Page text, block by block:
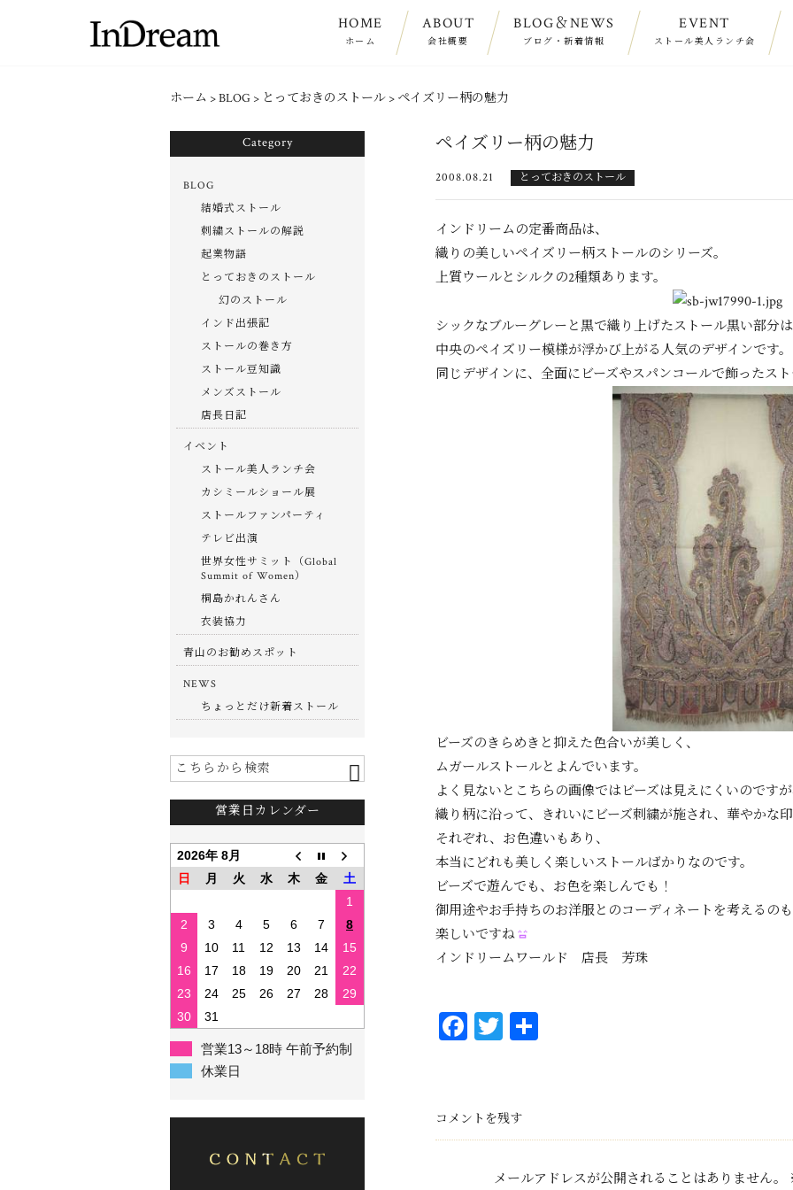
HOME
ホーム
ABOUT
会社概要
BLOG＆NEWS
ブログ・新着情報
EVENT
ストール美人ランチ会
ホーム >BLOG > とっておきのストール > ペイズリー柄の魅力
ペイズリー柄の魅力
2008.08.21 とっておきのストール
インドリームの定番商品は、
織りの美しいペイズリー柄ストールのシリーズ。
上質ウールとシルクの2種類あります。
シックなブルーグレーと黒で織り上げたストール黒い部分
中央のペイズリー模様が浮かび上がる人気のデザインです。
同じデザインに、 全面にビーズやスパンコールで飾ったス
ビーズのきらめきと抑えた色合いが美しく、
ムガールストールとよんでいます。
よく見ないとこちらの画像ではビーズは見えにくいのです
織り柄に沿って、きれいにビーズ刺繍が施され、華やかな
それぞれ、お色違いもあり、
本当にどれも美しく楽しいストールばかりなのです。
ビーズで遊んでも、お色を楽しんでも！
御用途やお手持ちのお洋服とのコーディネートを考えるのも
楽しいですね
インドリームワールド
店長 芳珠
Fa
ok
T
er
コメントを残す
メールアドレスが公開されることはありません。
Category
BLOG
結婚式ストール
刺繍ストールの解説
起業物語
とっておきのストール
幻のストール
インド出張記
ストールの巻き方
ストール豆知識
メンズストール
店長日記
イベント
ストール美人ランチ会
カシミールショール展
ストールファンパーティ
テレビ出演
世界女性サミット（Global
Summit of Women）
桐島かれんさん
衣装協力
青山のお勧めスポット
NEWS
ちょっとだけ新着ストール
営業日カレンダー
2026年 8月
日
月 火 水 木 金
土
1
2
3 4 5 6 7
8
9
10 11 12 13 14
15
16
17 18 19 20 21
22
23
24 25 26 27 28
29
30
31
営業13～18時 午前予約制
休業日